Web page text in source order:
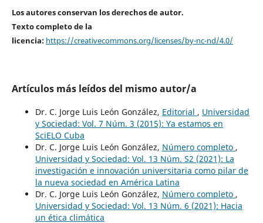
Los autores conservan los derechos de autor.
Texto completo de la
licencia: https://creativecommons.org/licenses/by-nc-nd/4.0/
Artículos más leídos del mismo autor/a
Dr. C. Jorge Luis León González, Editorial , Universidad
y Sociedad: Vol. 7 Núm. 3 (2015): Ya estamos en
SciELO Cuba
Dr. C. Jorge Luis León González, Número completo ,
Universidad y Sociedad: Vol. 13 Núm. S2 (2021): La
investigación e innovación universitaria como pilar de
la nueva sociedad en América Latina
Dr. C. Jorge Luis León González, Número completo ,
Universidad y Sociedad: Vol. 13 Núm. 6 (2021): Hacia
un ética climática